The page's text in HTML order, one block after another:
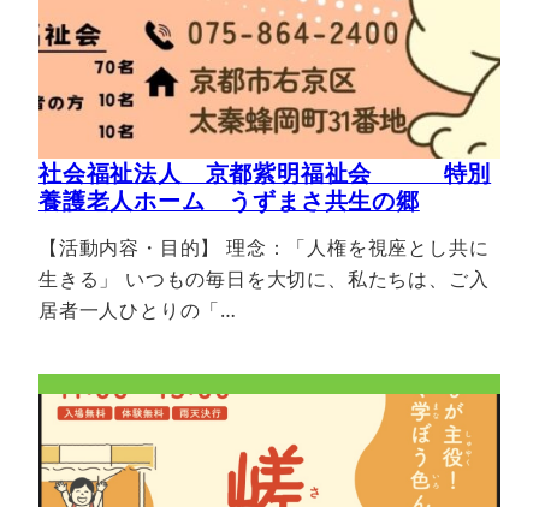
社会福祉法人 京都紫明福祉会 特別
養護老人ホーム うずまさ共生の郷
【活動内容・目的】 理念：「人権を視座とし共に
生きる」 いつもの毎日を大切に、私たちは、ご入
居者一人ひとりの「…